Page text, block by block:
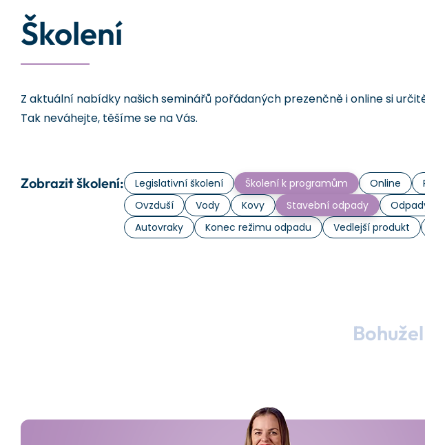
Školení
Z aktuální nabídky našich seminářů pořádaných prezenčně i online si
Tak neváhejte, těšíme se na Vás.
Zobrazit školení: Legislativní školení Školení k programům Online
Ovzduší
Vody Kovy Stavební odpady
Autovraky
Konec režimu odpadu Vedlejší produkt